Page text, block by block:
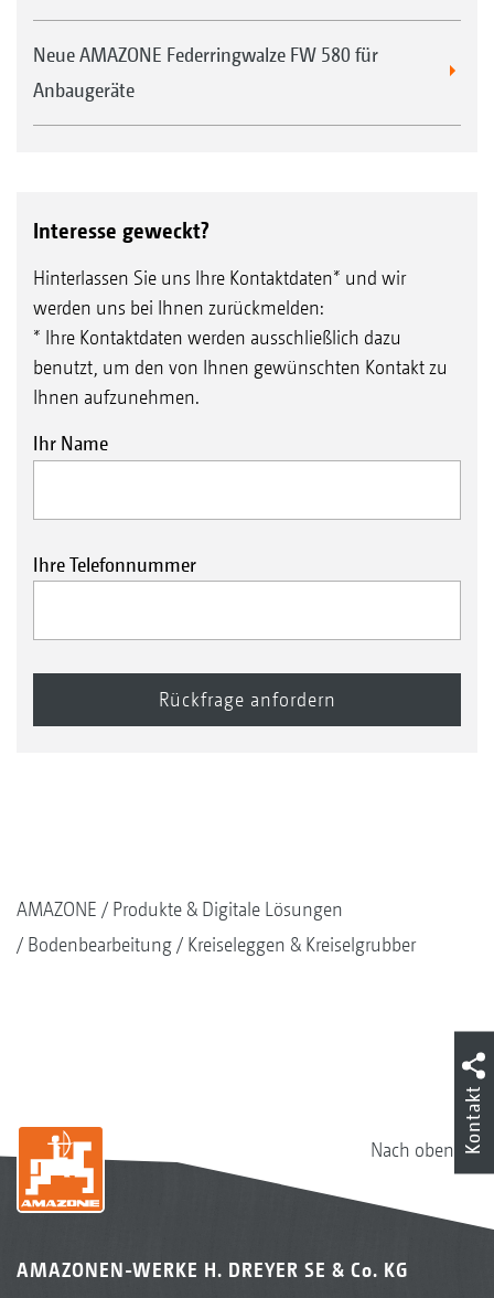
Neue AMAZONE Federringwalze FW 580 für
Anbaugeräte
Interesse geweckt?
Hinterlassen Sie uns Ihre Kontaktdaten* und wir
werden uns bei Ihnen zurückmelden:
* Ihre Kontaktdaten werden ausschließlich dazu
benutzt, um den von Ihnen gewünschten Kontakt zu
Ihnen aufzunehmen.
Ihr Name
Ihre Telefonnummer
AMAZONE
Produkte & Digitale Lösungen
Bodenbearbeitung
Kreiseleggen & Kreiselgrubber
Nach oben
AMAZONEN-WERKE H. DREYER SE & Co. KG
Kontakt